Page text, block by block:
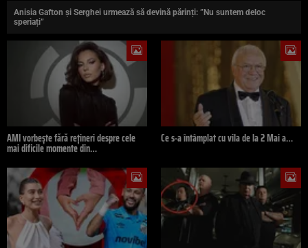
Anisia Gafton și Serghei urmează să devină părinți: ”Nu suntem deloc
speriați”
AMI vorbește fără rețineri despre cele
mai dificile momente din…
Ce s-a întâmplat cu vila de la 2 Mai a…